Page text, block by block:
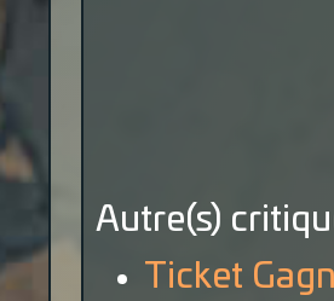
Autre(s)
Ticket